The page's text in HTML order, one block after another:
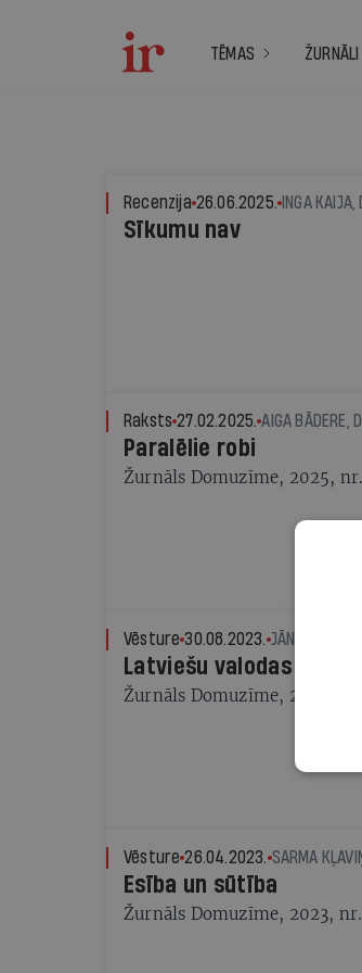
TĒMAS ŽURNĀLI
Recenzija 26.06.2025. INGA
Sīkumu nav
Raksts 27.02.2025. AIGA BĀDERE,
Paralēlie robi
Žurnāls Domuzīme, 2025,
Vēsture 30.08.2023. JĀNIS
Latviešu valodas lielais
Žurnāls Domuzīme, 2023, nr.
Vēsture 26.04.2023. SARMA
Esība un sūtība
Žurnāls Domuzīme, 2023,